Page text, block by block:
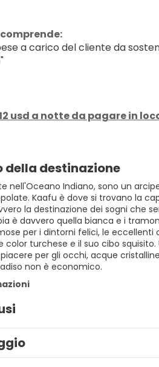
a carico del cliente da
usd a notte da pagare in
della destinazione
nell'Oceano Indiano, sono un
Kaafu è dove si trovano la
la destinazione dei sogni che
è davvero quella bianca e i
per i dintorni felici, le eccellenti
color turchese e il suo cibo
per gli occhi, acque
non è economico.